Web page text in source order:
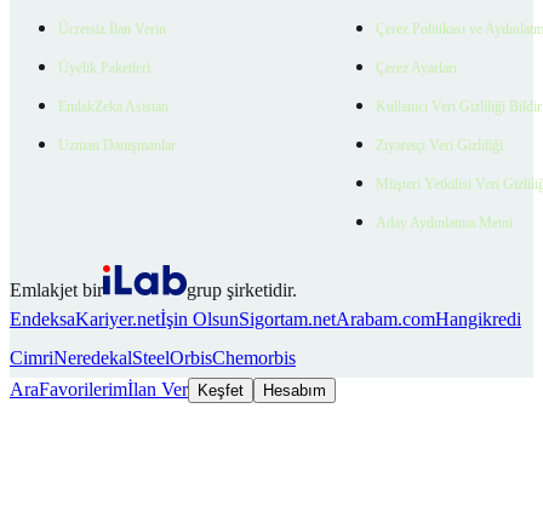
Ücretsiz İlan Verin
Üyelik Paketleri
EmlakZeka Asistan
Uzman Danışmanlar
Çerez Politikası ve
Çerez Ayarları
Kullanıcı Veri Gizliliği
Ziyaretçi Veri Gizliliği
Müşteri Yetkilisi Veri
Aday Aydınlatma Metni
Emlakjet bir
grup şirketidir.
EndeksaKariyer.netİşin OlsunSigortam.netArabam.comHangikredi
CimriNeredekalSteelOrbisChemorbis
AraFavorilerimİlan Ver Keşfet Hesabım